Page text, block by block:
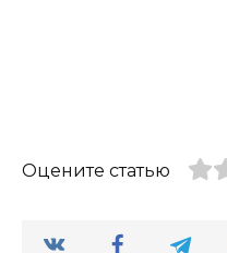
Оцените статью